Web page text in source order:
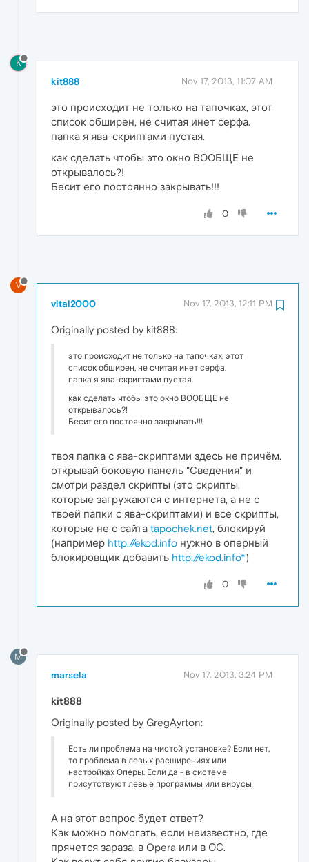
K
kit888 Nov 17, 2013, 11:07 AM
это происходит не только на тапочках, этот
список обширен, не считая инет серфа.
папка я ява-скриптами пустая.
как сделать чтобы это окно ВООБЩЕ не
открывалось?!
Бесит его постоянно закрывать!!!
0
V
vital2000 Nov 17, 2013, 12:11 PM
Originally posted by kit888:
это происходит не только на тапочках, этот
список обширен, не считая инет серфа.
папка я ява-скриптами пустая.
как сделать чтобы это окно ВООБЩЕ не
открывалось?!
Бесит его постоянно закрывать!!!
твоя папка с ява-скриптами здесь не причём.
открывай боковую панель "Сведения" и
смотри раздел скрипты (это скрипты,
которые загружаются с интернета, а не с
твоей папки с ява-скриптами) и все скрипты,
которые не с сайта tapochek.net, блокируй
(например http://ekod.info нужно в оперный
блокировщик добавить http://ekod.info*)
0
M
marsela Nov 17, 2013, 3:24 PM
kit888
Originally posted by GregAyrton:
Есть ли проблема на чистой установке? Если нет,
то проблема в левых расширениях или
настройках Оперы. Если да - в системе
присутствуют левые программы или вирусы
А на этот вопрос будет ответ?
Как можно помогать, если неизвестно, где
прячется зараза, в Opera или в ОС.